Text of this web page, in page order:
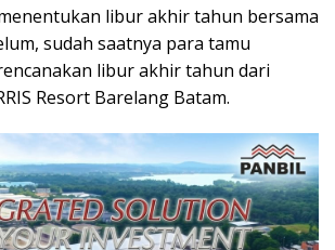
libur akhir tahun bersama
sudah saatnya para tamu
libur akhir tahun dari
Resort Barelang Batam.